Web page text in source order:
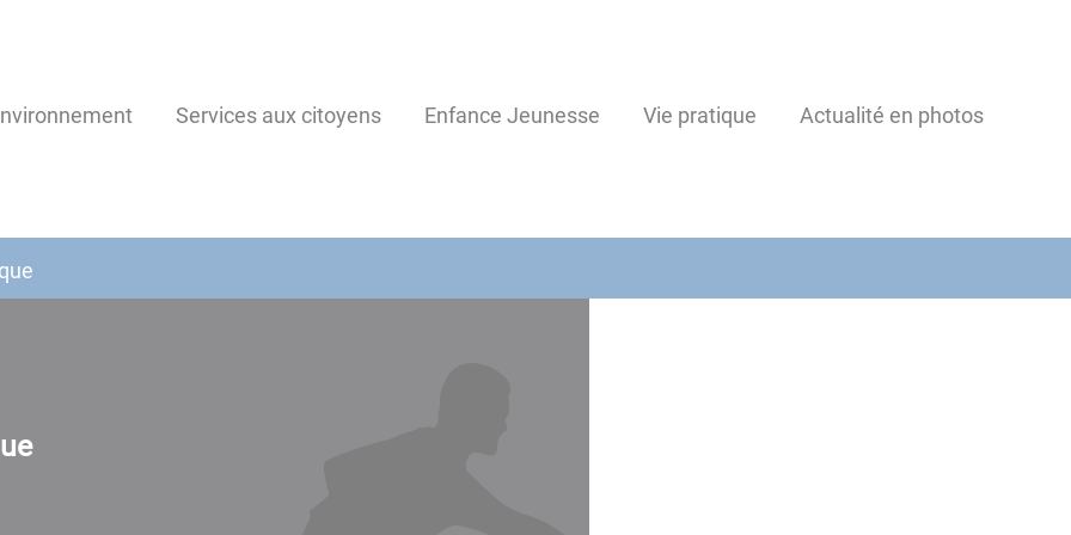
Services aux citoyens Enfance Jeunesse Vie pratique Actualité en photos